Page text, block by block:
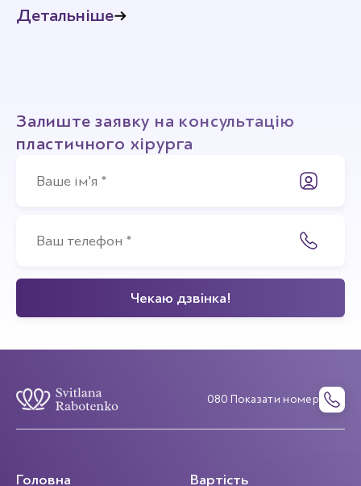
Детальніше
Залиште заявку на консультацію
пластичного хірурга
080 Показати номер
Головна Вартість